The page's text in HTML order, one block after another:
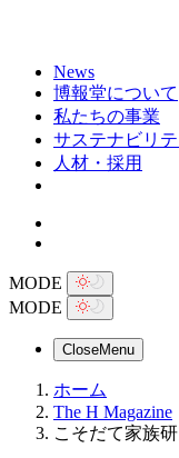
News
博報堂について
私たちの事業
サステナビリテ
人材・採用
MODE
MODE
CloseMenu
ホーム
The H Magazine
こそだて家族